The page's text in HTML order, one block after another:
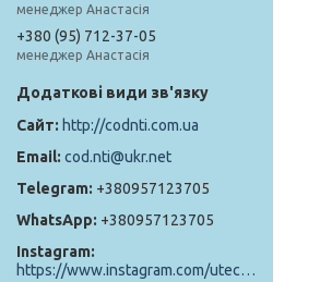
менеджер Анастасія
+380 (95) 712-37-05
менеджер Анастасія
http://codnti.com.ua
cod.nti@ukr.net
+380957123705
+380957123705
Instagram
https://www.instagram.com/utec_pack/